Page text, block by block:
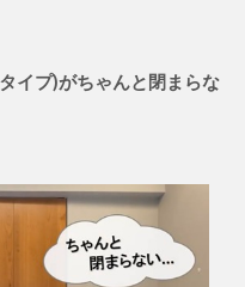
イプ)がちゃんと閉まらな